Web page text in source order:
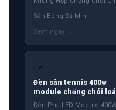
Sân Bóng Đá Mini
✓
Đèn sân tennis 400w
module chống chói loá
Đèn Pha LED Module